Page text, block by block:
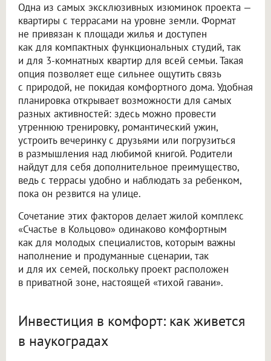
Одна из самых эксклюзивных изюминок проекта —
квартиры с террасами на уровне земли. Формат
не привязан к площади жилья и доступен
как для компактных функциональных студий, так
и для 3-комнатных квартир для всей семьи. Такая
опция позволяет еще сильнее ощутить связь
с природой, не покидая комфортного дома. Удобная
планировка открывает возможности для самых
разных активностей: здесь можно провести
утреннюю тренировку, романтический ужин,
устроить вечеринку с друзьями или погрузиться
в размышления над любимой книгой. Родители
найдут для себя дополнительное преимущество,
ведь с террасы удобно и наблюдать за ребенком,
пока он резвится на улице.
Сочетание этих факторов делает жилой комплекс
«Счастье в Кольцово» одинаково комфортным
как для молодых специалистов, которым важны
наполнение и продуманные сценарии, так
и для их семей, поскольку проект расположен
в приватной зоне, настоящей «тихой гавани».
Инвестиция в комфорт: как живется
в наукоградах